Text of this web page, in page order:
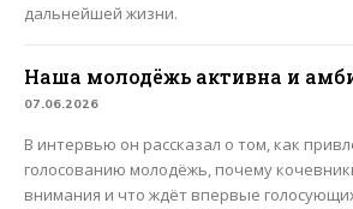
дальнейшей жизни.
Наша молодёжь активна и
07.06.2026
В интервью он рассказал о том, как
голосованию молодёжь, почему
внимания и что ждёт впервые